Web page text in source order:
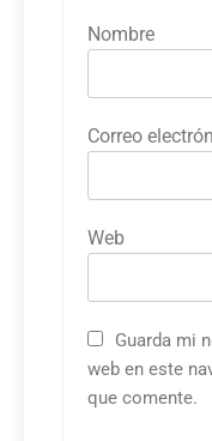
Nombre
Correo
Web
Guarda mi
web en este
que comente.